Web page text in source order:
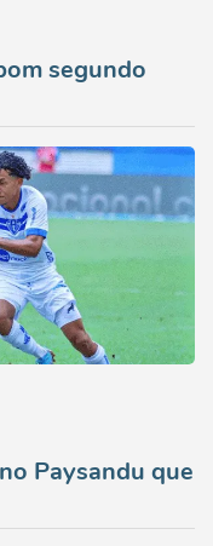
segundo
Paysandu que